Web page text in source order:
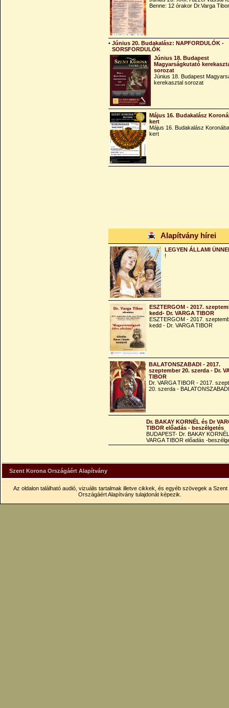
Benne: 12 órakor Dr.Varga Tibor
• Június 20. Budakalász: NAPFORDULÓK -
SORSFORDULÓK
Június 18. Budapest
Magyarságkutató
sorozat
Június 18. Budapest
kerekasztal sorozat
Május 16. Budakalász
kert
Május 16. Budakalász
kert
Alapítvány hírei
LEGYEN ÁLLAMI
!
ESZTERGOM - 2017.
kedd- Dr. VARGA TIBOR
ESZTERGOM - 2017.
kedd - Dr. VARGA TIBOR
BALATONSZABADI - 2017.
szeptember 20. szerda - Dr.
TIBOR
Dr. VARGA TIBOR - 2017.
20. szerda - BALATONSZABADI
Dr. BAKAY KORNÉL és Dr
TIBOR előadás - beszélgetés
BUDAPEST- Dr. BAKAY
VARGA TIBOR előadás -
Szent Korona Országáért Alapítvány
Az oldalon található audió, vizuális tartalmak illetve cikkek, és egyéb szövegek a Szent
Országáért Alapítvány tulajdonát képezik.